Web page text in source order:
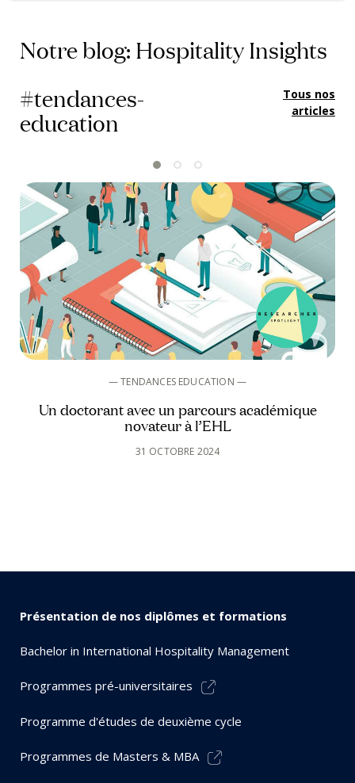
Notre blog: Hospitality Insights
#tendances-
education
Tous nos
articles
— TENDANCES EDUCATION —
Un doctorant avec un parcours académique
novateur à l’EHL
31 OCTOBRE 2024
Présentation de nos diplômes et formations
Bachelor in International Hospitality Management
Programmes pré-universitaires
Programme d'études de deuxième cycle
Programmes de Masters & MBA